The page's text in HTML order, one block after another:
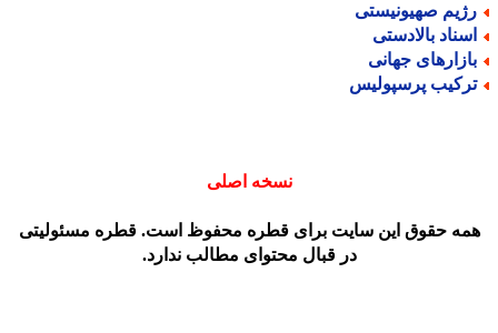
صهیونیستی
بالادستی
جهانی
پرسپولیس
نسخه اصلی
حقوق این سایت برای قطره محفوظ است. قطره مسئولیتی
در قبال محتوای مطالب ندارد.